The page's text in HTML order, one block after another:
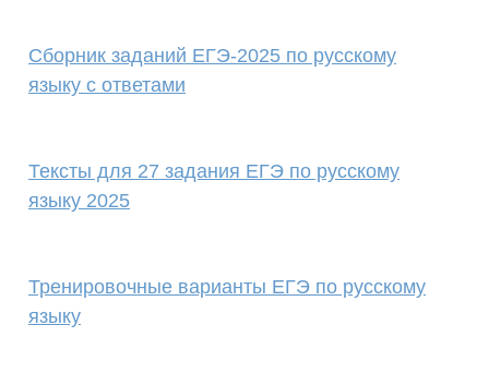
Сборник заданий ЕГЭ-2025 по русскому
языку с ответами
Тексты для 27 задания ЕГЭ по русскому
языку 2025
Тренировочные варианты ЕГЭ по русскому
языку